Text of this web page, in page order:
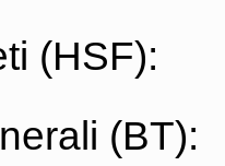
(HSF):
(BT):